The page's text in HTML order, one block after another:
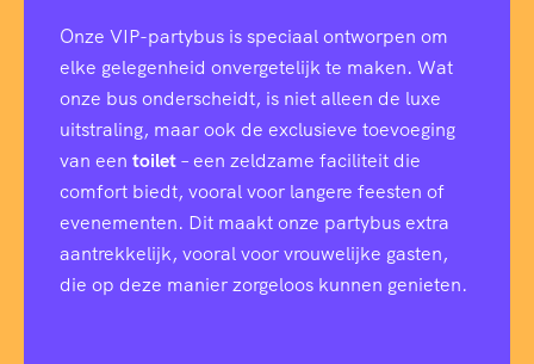
Onze VIP-partybus is speciaal ontworpen om
elke gelegenheid onvergetelijk te maken. Wat
onze bus onderscheidt, is niet alleen de luxe
uitstraling, maar ook de exclusieve toevoeging
van een toilet– een zeldzame faciliteit die
comfort biedt, vooral voor langere feesten of
evenementen. Dit maakt onze partybus extra
aantrekkelijk, vooral voor vrouwelijke gasten,
die op deze manier zorgeloos kunnen genieten.